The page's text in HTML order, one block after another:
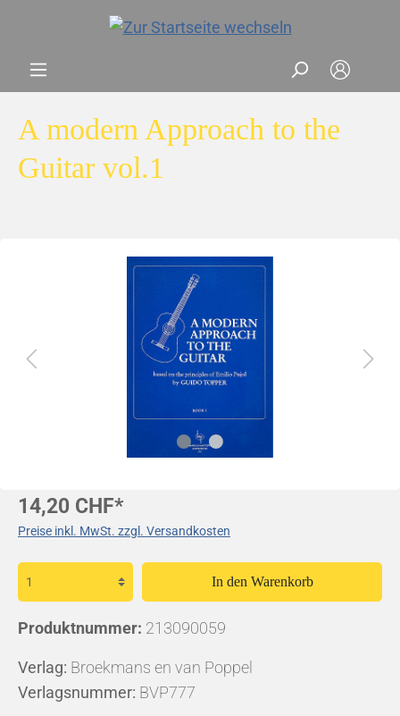
A modern Approach to the
Guitar vol.1
14,20 CHF*
Preise inkl. MwSt. zzgl. Versandkosten
In den Warenkorb
Produktnummer: 213090059
Verlag: Broekmans en van Poppel
Verlagsnummer: BVP777